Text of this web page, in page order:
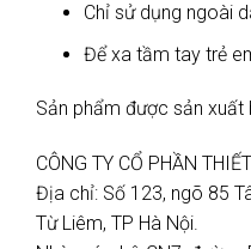
Chỉ sử dụng ngoài
Để xa tầm tay trẻ
Sản phẩm được sản xuất
CÔNG TY CỔ PHẦN
Địa chỉ: Số 123, ngõ 85
Từ Liêm, TP Hà Nội.